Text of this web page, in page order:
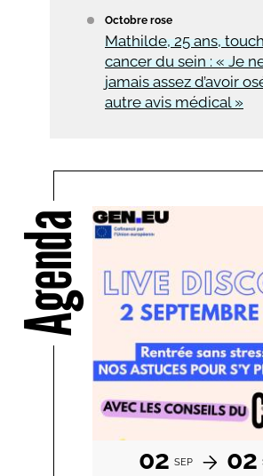
Octobre rose
Mathilde, 25 ans,
cancer du sein : « Je
jamais assez d’avoir
autre avis médical »
Agenda
02 SEP 02